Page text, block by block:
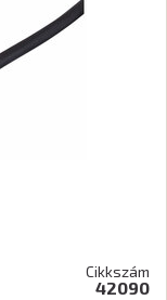
Cikkszám
42090